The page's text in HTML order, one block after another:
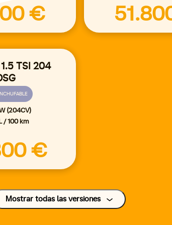
€
1.5 TSI 204
(204CV)
/ 100 km
€
Mostrar todas las versiones